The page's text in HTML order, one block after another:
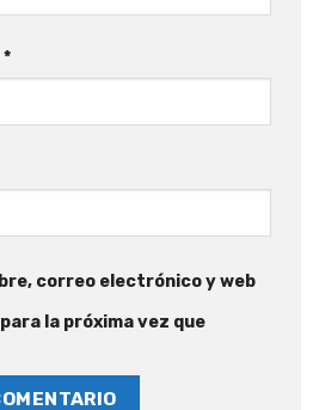
*
correo electrónico y web
la próxima vez que